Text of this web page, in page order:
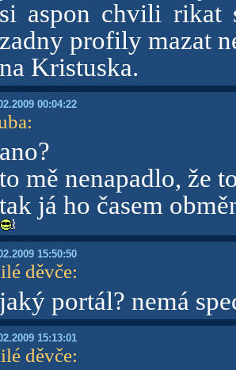
si aspon chvili rikat
zadny profily mazat
na Kristuska.
00:04:22
:
ano?
to mě nenapadlo, že
tak já ho časem
15:50:50
děvče:
jaký portál? nemá
15:13:01
děvče: